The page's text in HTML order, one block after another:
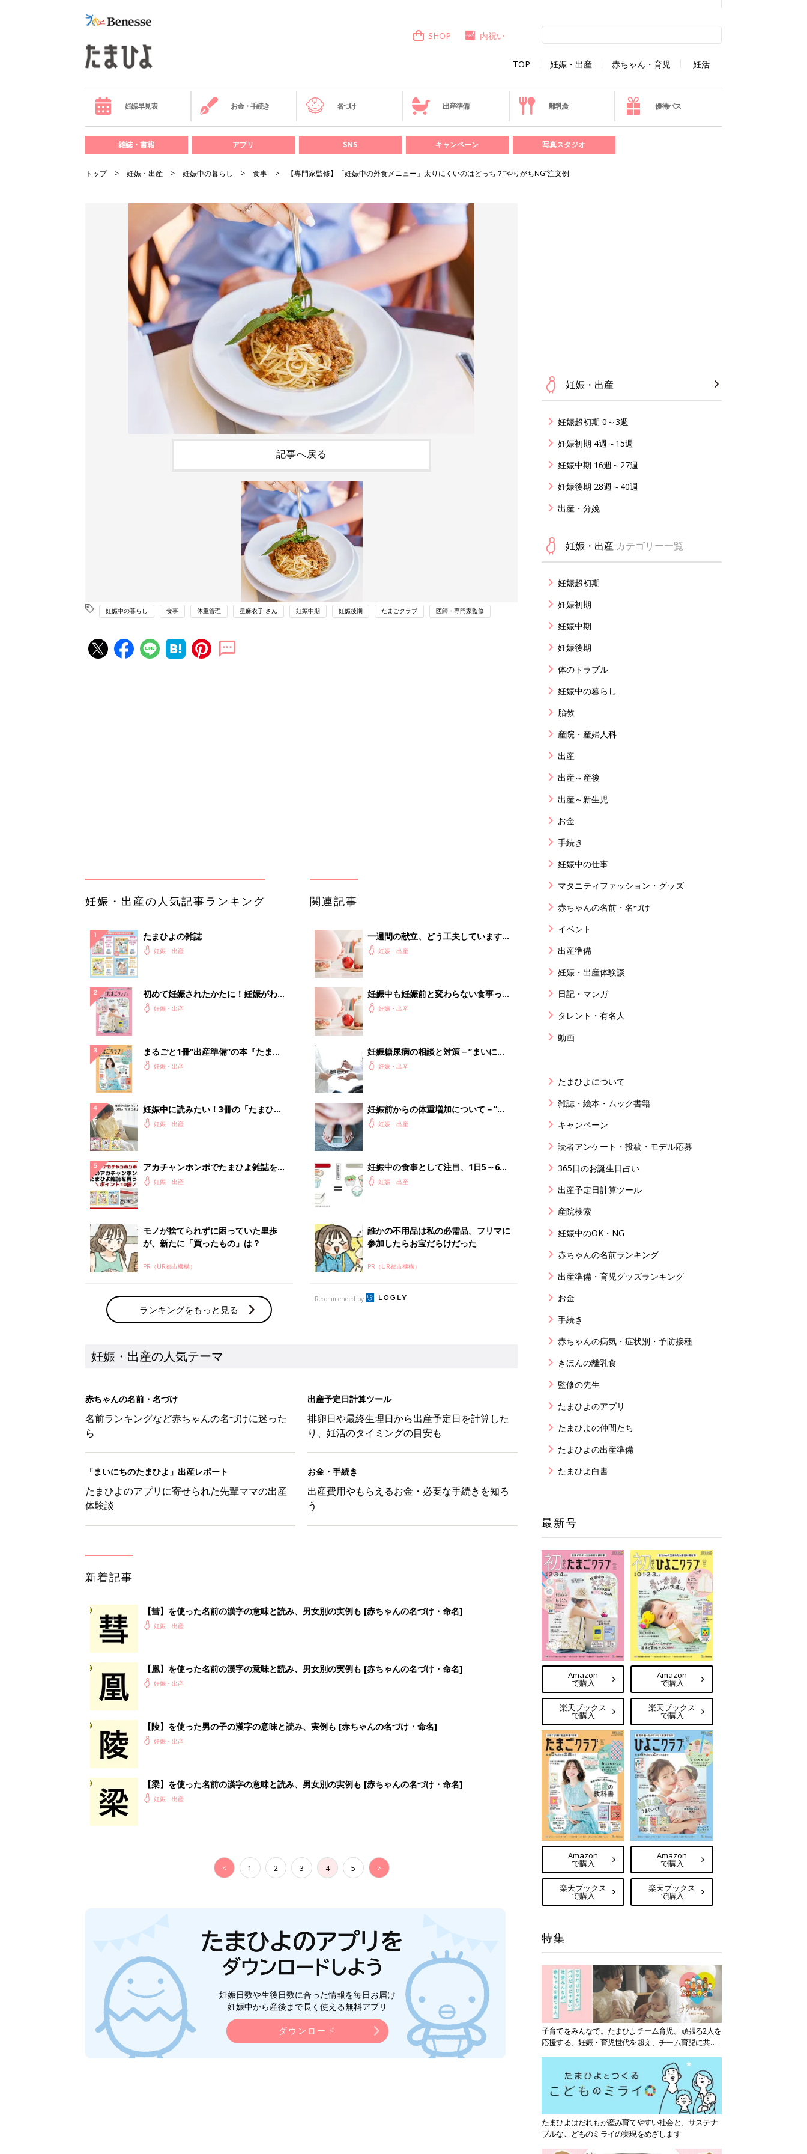
TOP 妊娠・出産 赤ちゃん・育児 妊活
SHOP 内祝い
妊娠早見表 お金・手続き 名づけ 出産準備 離乳食 優待パス
雑誌・書籍 アプリ SNS キャンペーン 写真スタジオ
トップ 妊娠・出産 妊娠中の暮らし 食事 【専門家監修】「妊娠中の外食メニュー」太りにくいのはどっち？”やりがちNG”注文例
記事へ戻る
妊娠中の暮らし 食事 体重管理 星麻衣子 さん 妊娠中期 妊娠後期 たまごクラブ 医師・専門家監修
夫婦で予習する 出産の教科書
妊娠中に読みたい！3冊の「たまひ
が、新たに「買ったもの」は？
PR（UR都市機構）
ランキングをもっと見る
法
参加したらお宝だらけだった
PR（UR都市機構）
妊娠・出産の人気テーマ
赤ちゃんの名前・名づけ
ら
出産予定日計算ツール
り、妊活のタイミングの目安も
「まいにちのたまひよ」出産レポート
たまひよのアプリに寄せられた先輩ママの出産
体験談
お金・手続き
出産費用やもらえるお金・必要な手続きを知ろ
【彗】を使った名前の漢字の意味と読み、男女別の実例も [赤ちゃんの名づけ・命名]
【凰】を使った名前の漢字の意味と読み、男女別の実例も [赤ちゃんの名づけ・命名]
妊娠・出産
【陵】を使った男の子の漢字の意味と読み、実例も [赤ちゃんの名づけ・命名]
< 1 2 3 4 5 >
妊娠・出産
妊娠超初期 0～3週
妊娠初期 4週～15週
妊娠中期 16週～27週
妊娠後期 28週～40週
出産・分娩
妊娠・出産 カテゴリー一覧
妊娠超初期
妊娠初期
妊娠中期
妊娠後期
体のトラブル
妊娠中の暮らし
胎教
産院・産婦人科
出産
出産～産後
出産～新生児
お金
手続き
妊娠中の仕事
マタニティファッション・グッズ
赤ちゃんの名前・名づけ
イベント
出産準備
妊娠・出産体験談
日記・マンガ
タレント・有名人
動画
たまひよについて
雑誌・絵本・ムック書籍
キャンペーン
読者アンケート・投稿・モデル応募
365日のお誕生日占い
出産予定日計算ツール
産院検索
妊娠中のOK・NG
赤ちゃんの名前ランキング
出産準備・育児グッズランキング
お金
手続き
赤ちゃんの病気・症状別・予防接種
きほんの離乳食
監修の先生
たまひよのアプリ
たまひよの仲間たち
たまひよの出産準備
たまひよ白書
最新号
Amazon
で購入
楽天ブックス
で購入
Amazon
で購入
楽天ブックス
で購入
Amazon
で購入
楽天ブックス
で購入
Amazon
で購入
楽天ブックス
で購入
特集
子育てをみんなで。たまひよチーム育児。頑張る2人を
応援する、妊娠・育児世代を超え、チーム育児に共感
たまひよはだれもが産み育てやすい社会と、サステナ
ブルなこどものミライの実現をめざします